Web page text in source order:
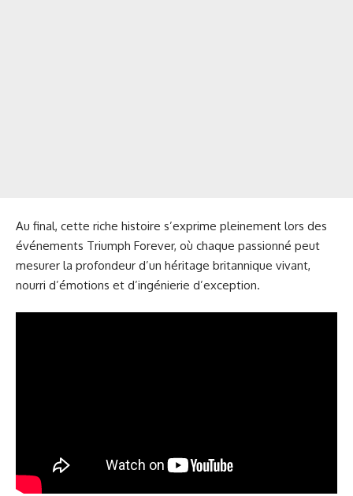
Au final, cette riche histoire s’exprime pleinement lors des
événements Triumph Forever, où chaque passionné peut
mesurer la profondeur d’un héritage britannique vivant,
nourri d’émotions et d’ingénierie d’exception.